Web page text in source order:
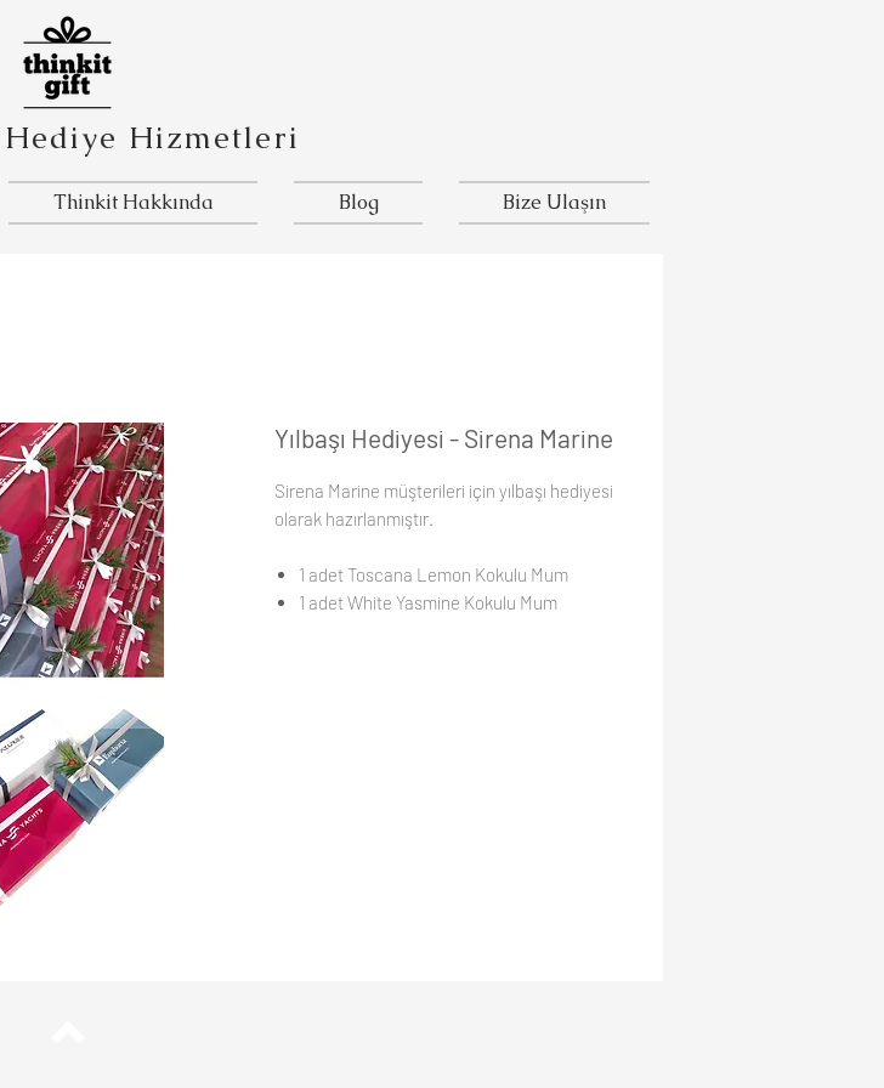
Hizmetleri
Thinkit Hakkında Blog Bize Ulaşın
Yılbaşı Hediyesi - Sirena Marine
Sirena Marine müşterileri için yılbaşı hediyesi
olarak hazırlanmıştır.
1 adet Toscana Lemon Kokulu Mum
1 adet White Yasmine Kokulu Mum